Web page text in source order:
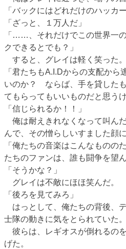
「バックにはどれだけのハッカ
「ざっと、１万人だ」
「……、それだけでこの世界一
クできるとでも？」
すると、グレイは軽く笑った。
「君たちもA.I.Dからの支配から
いのか？ ならば、手を貸した
てもらってもいいものだと思うけ
「信じられるか！！」
俺は耐えきれなくなって叫ん
んで、その憎らしいすました顔
「俺たちの音楽はこんなもの
たちのファンは、誰も闘争を望
「そうかな？」
グレイは不敵にほほ笑んだ。
「後ろを見てみろ」
はっとして、俺たちの背後、
士隊の動きに気をとられていた。
彼らは、レギオスが倒れるの
げた。